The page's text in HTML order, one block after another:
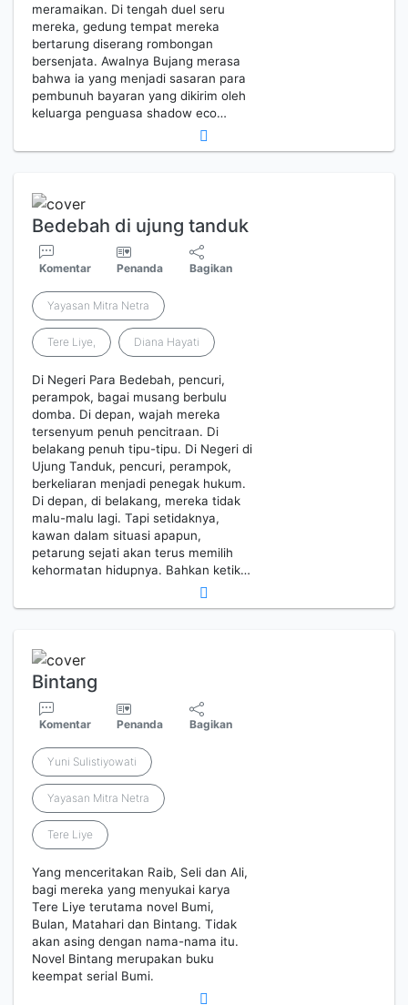
meramaikan. Di tengah duel seru
mereka, gedung tempat mereka
bertarung diserang rombongan
bersenjata. Awalnya Bujang merasa
bahwa ia yang menjadi sasaran para
pembunuh bayaran yang dikirim oleh
keluarga penguasa shadow eco…
Bedebah di ujung tanduk
Komentar Penanda Bagikan
Yayasan Mitra Netra
Tere Liye, Diana Hayati
Di Negeri Para Bedebah, pencuri,
perampok, bagai musang berbulu
domba. Di depan, wajah mereka
tersenyum penuh pencitraan. Di
belakang penuh tipu-tipu. Di Negeri di
Ujung Tanduk, pencuri, perampok,
berkeliaran menjadi penegak hukum.
Di depan, di belakang, mereka tidak
malu-malu lagi. Tapi setidaknya,
kawan dalam situasi apapun,
petarung sejati akan terus memilih
kehormatan hidupnya. Bahkan ketik…
Bintang
Komentar Penanda Bagikan
Yuni Sulistiyowati
Yayasan Mitra Netra
Tere Liye
Yang menceritakan Raib, Seli dan Ali,
bagi mereka yang menyukai karya
Tere Liye terutama novel Bumi,
Bulan, Matahari dan Bintang. Tidak
akan asing dengan nama-nama itu.
Novel Bintang merupakan buku
keempat serial Bumi.